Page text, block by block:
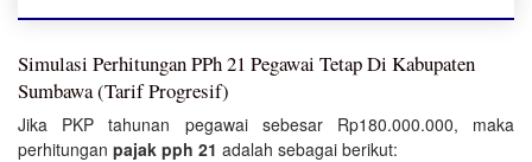
Simulasi Perhitungan PPh 21 Pegawai Tetap Di Kabupaten
Sumbawa (Tarif Progresif)
Jika PKP tahunan pegawai sebesar Rp180.000.000, maka
perhitungan pajak pph 21 adalah sebagai berikut: